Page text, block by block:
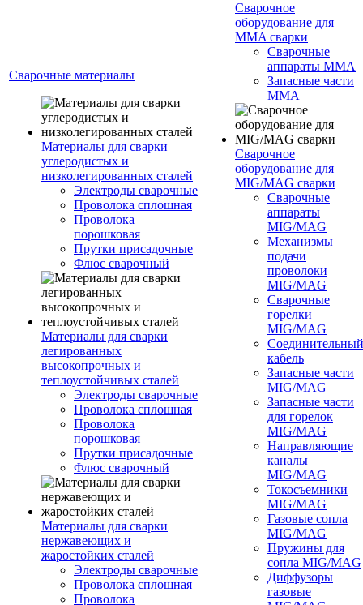
Сварочные материалы
Материалы для сварки
углеродистых и
низколегированных сталей
Электроды сварочные
Проволока сплошная
Проволока
порошковая
Прутки присадочные
Флюс сварочный
Материалы для сварки
легированных
высокопрочных и
теплоустойчивых сталей
Электроды сварочные
Проволока сплошная
Проволока
порошковая
Прутки присадочные
Флюс сварочный
Материалы для сварки
нержавеющих и
жаростойких сталей
Электроды сварочные
Проволока сплошная
Проволока
Сварочное
оборудование для
MMA сварки
Сварочные
аппараты MMA
Запасные части
MMA
Сварочное
оборудование для
MIG/MAG сварки
Сварочные
аппараты
MIG/MAG
Механизмы
подачи
проволоки
MIG/MAG
Сварочные
горелки
MIG/MAG
Соединительный
кабель
Запасные части
MIG/MAG
Запасные части
для горелок
MIG/MAG
Направляющие
каналы
MIG/MAG
Токосъемники
MIG/MAG
Газовые сопла
MIG/MAG
Пружины для
сопла MIG/MAG
Диффузоры
газовые